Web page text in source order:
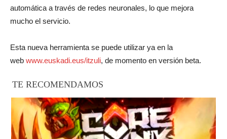
automática a través de redes neuronales, lo que mejora
mucho el servicio.
Esta nueva herramienta se puede utilizar ya en la
web www.euskadi.eus/itzuli, de momento en versión beta.
TE RECOMENDAMOS